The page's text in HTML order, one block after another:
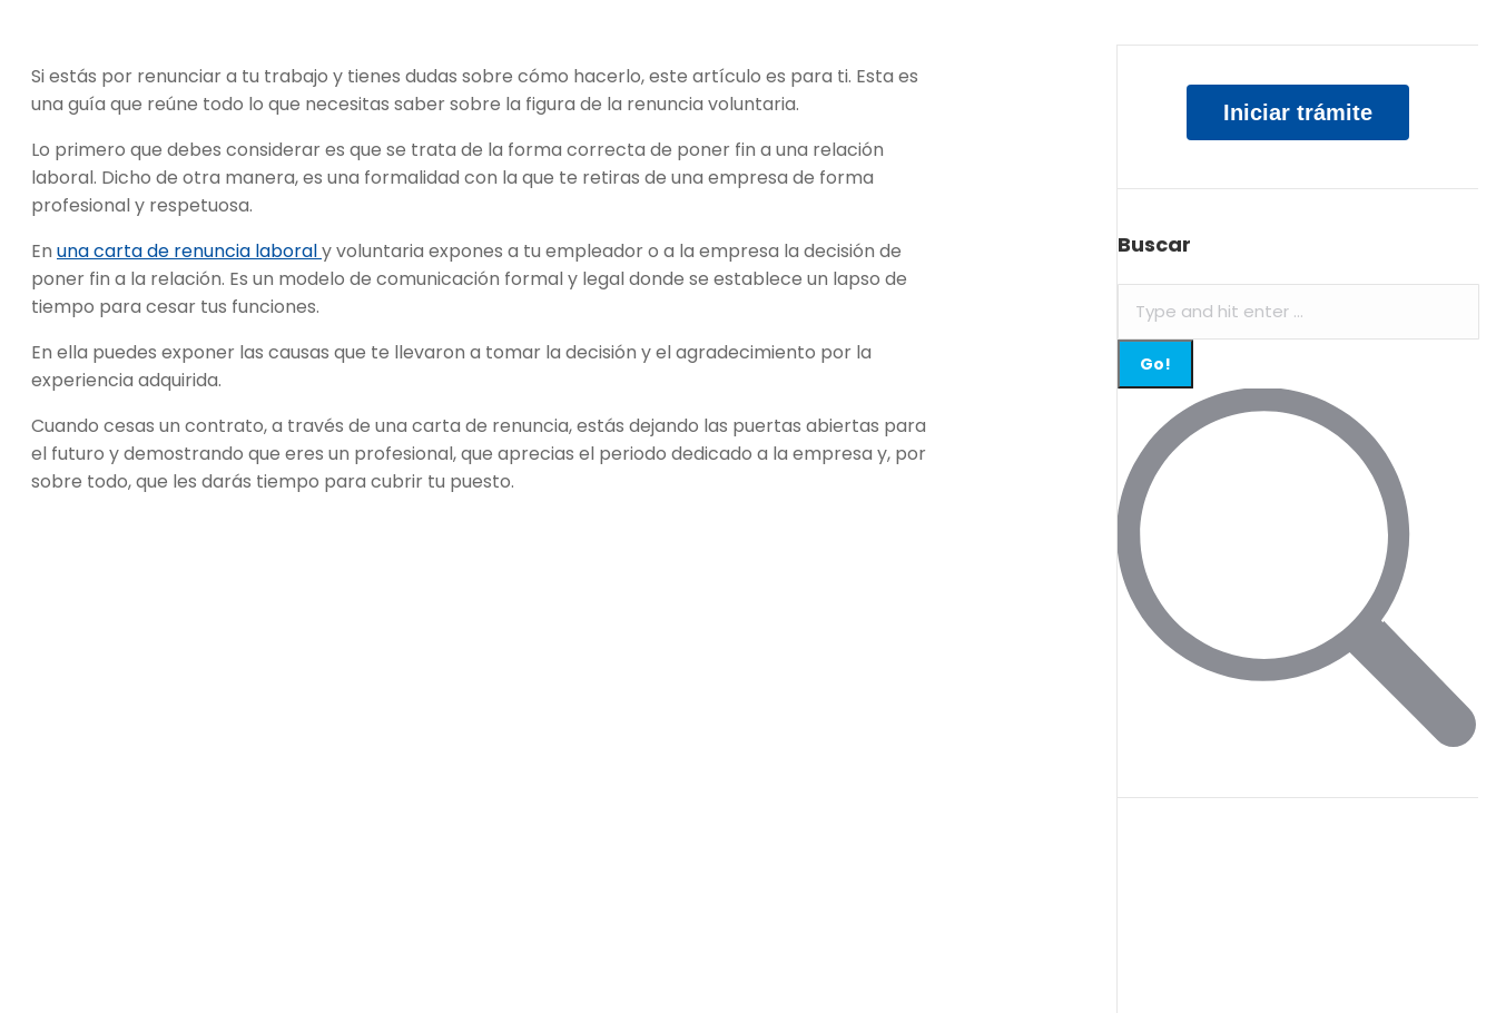
Si estás por renunciar a tu trabajo y tienes dudas sobre cómo hacerlo, este artículo es para ti. Esta es
una guía que reúne todo lo que necesitas saber sobre la figura de la renuncia voluntaria.
Lo primero que debes considerar es que se trata de la forma correcta de poner fin a una relación
laboral. Dicho de otra manera, es una formalidad con la que te retiras de una empresa de forma
profesional y respetuosa.
En una carta de renuncia laboraly voluntaria expones a tu empleador o a la empresa la decisión de
poner fin a la relación. Es un modelo de comunicación formal y legal donde se establece un lapso de
tiempo para cesar tus funciones.
En ella puedes exponer las causas que te llevaron a tomar la decisión y el agradecimiento por la
experiencia adquirida.
Cuando cesas un contrato, a través de una carta de renuncia, estás dejando las puertas abiertas para
el futuro y demostrando que eres un profesional, que aprecias el periodo dedicado a la empresa y, por
sobre todo, que les darás tiempo para cubrir tu puesto.
Iniciar trámite
Buscar